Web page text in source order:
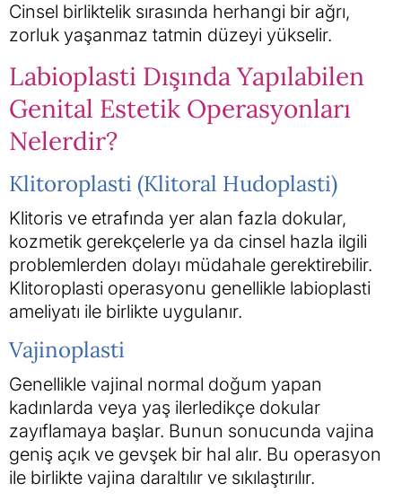
Cinsel birliktelik sırasında herhangi bir ağrı,
zorluk yaşanmaz tatmin düzeyi yükselir.
Labioplasti Dışında Yapılabilen
Genital Estetik Operasyonları
Nelerdir?
Klitoroplasti (Klitoral Hudoplasti)
Klitoris ve etrafında yer alan fazla dokular,
kozmetik gerekçelerle ya da cinsel hazla ilgili
problemlerden dolayı müdahale gerektirebilir.
Klitoroplasti operasyonu genellikle labioplasti
ameliyatı ile birlikte uygulanır.
Vajinoplasti
Genellikle vajinal normal doğum yapan
kadınlarda veya yaş ilerledikçe dokular
zayıflamaya başlar. Bunun sonucunda vajina
geniş açık ve gevşek bir hal alır. Bu operasyon
ile birlikte vajina daraltılır ve sıkılaştırılır.